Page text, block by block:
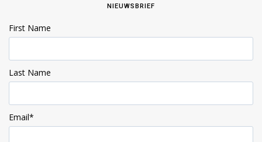
NIEUWSBRIEF
First Name
Last Name
Email*